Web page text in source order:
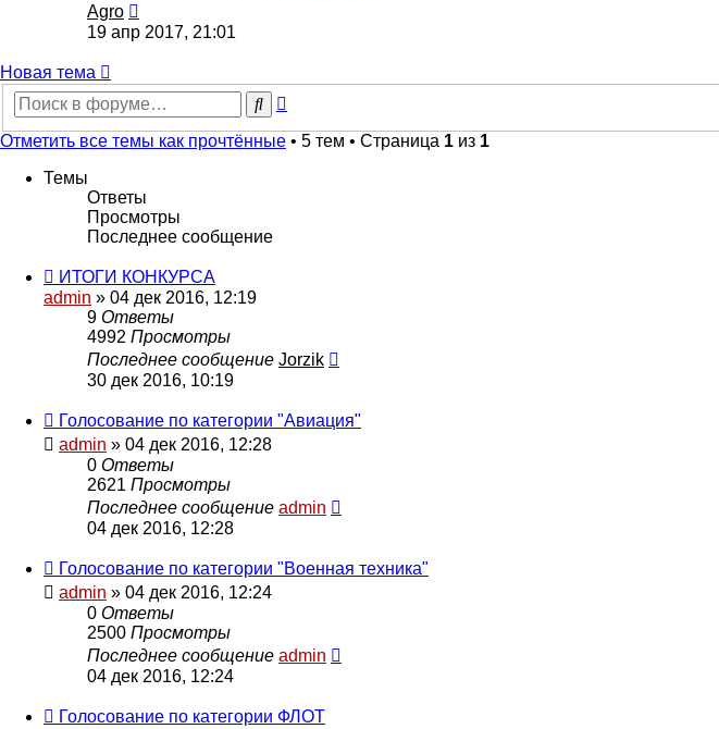
Agro
к
последнему
19 апр 2017, 21:01
Новая
тема
Новая тема
Поиск
Отметить все темы как прочтённые • 5 тем • Страница 1 из 1
Темы
Ответы
Просмотры
Последнее сообщение
ИТОГИ КОНКУРСА
admin » 04 дек 2016, 12:19
9 Ответы
4992 Просмотры
Последнее сообщение Jorzik
30 дек 2016, 10:19
Голосование по категории "Авиация"
admin » 04 дек 2016, 12:28
0 Ответы
2621 Просмотры
Последнее сообщение admin
04 дек 2016, 12:28
Голосование по категории "Военная техника"
admin » 04 дек 2016, 12:24
0 Ответы
2500 Просмотры
Последнее сообщение admin
04 дек 2016, 12:24
Голосование по категории ФЛОТ